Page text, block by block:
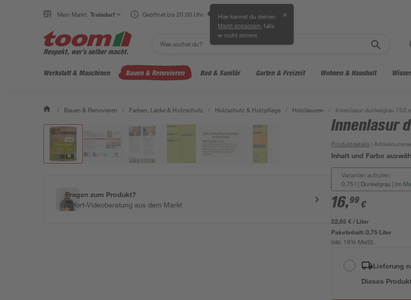
Mein Markt: Troisdorf Geöffnet bis 20:00 Uhr Hier kannst du deinen
Markt anpassen , falls
er nicht stimmt.
✕
Werkstatt & Maschinen Bauen & Renovieren Bad & Sanitär Garten & Freizeit Wohnen & Haushalt
/ Bauen & Renovieren / Farben, Lacke & Holzschutz / Holzschutz & Holzpflege / Holzlasuren / Innenlasur dunkelgrau 750
Fragen zum Produkt?
Sofort-Videoberatung aus dem Markt
Innenlasur
Produktdetails |
Inhalt und Farbe
Varianten aufrufen:
0,75 l | Dunkelgrau | Im
16,99 €
22,65 € / Liter
Paketinhalt:0,75 Liter
inkl. 19% MwSt.
Lieferung
Dieses